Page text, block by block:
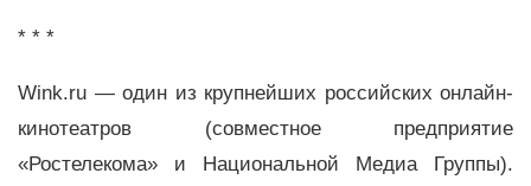
* * *
Wink.ru — один из крупнейших российских онлайн-
кинотеатров (совместное предприятие
«Ростелекома» и Национальной Медиа Группы).